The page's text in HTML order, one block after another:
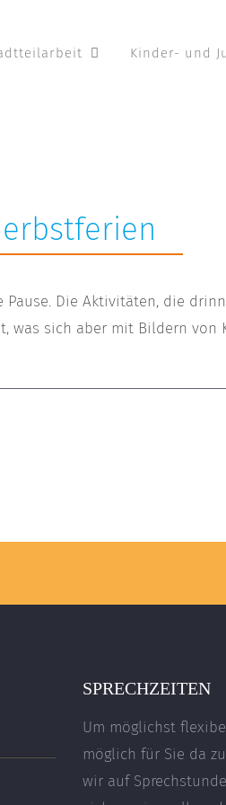
Kinder- und
Die Aktivitäten, die
was sich aber mit Bildern
SPRECHZEITEN
Um möglichst
möglich für Sie da
wir auf